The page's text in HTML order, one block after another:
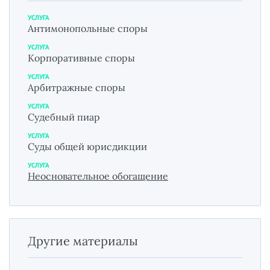
УСЛУГА
Антимонопольные споры
УСЛУГА
Корпоративные споры
УСЛУГА
Арбитражные споры
УСЛУГА
Судебный пиар
УСЛУГА
Суды общей юрисдикции
УСЛУГА
Неосновательное обогащение
Другие материалы